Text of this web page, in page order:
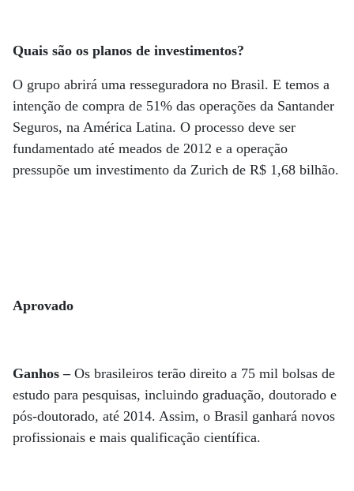
Quais são os planos de investimentos?
O grupo abrirá uma resseguradora no Brasil. E temos a
intenção de compra de 51% das operações da Santander
Seguros, na América Latina. O processo deve ser
fundamentado até meados de 2012 e a operação
pressupõe um investimento da Zurich de R$ 1,68 bilhão.
Aprovado
Ganhos –Os brasileiros terão direito a 75 mil bolsas de
estudo para pesquisas, incluindo graduação, doutorado e
pós-doutorado, até 2014. Assim, o Brasil ganhará novos
profissionais e mais qualificação científica.